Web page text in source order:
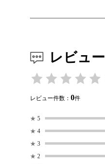
レビュー
レビュー件数： 0件
★ 5
★ 4
★ 3
★ 2